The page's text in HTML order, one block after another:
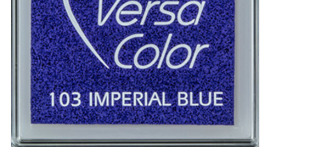
Stempels
Stempelinkt
Stempelaccesoires
Papier (blokjes) &
Embellishments